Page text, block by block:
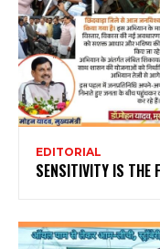
EDITORIAL
SENSITIVITY IS THE